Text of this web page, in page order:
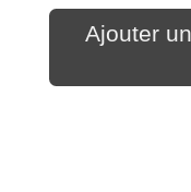
Ajouter